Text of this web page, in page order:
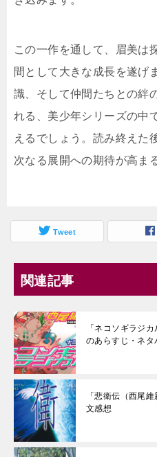
この一作を通して、眉美は
間として大きな成長を遂げ
識、そして仲間たちとの絆
れる、美少年シリーズの中
えるでしょう。読み終えた
次なる展開への期待が高ま
Tweet
関連記事
「ネコソギラジ
のあらすじ・ネタ
「悲衛伝（西尾
文感想